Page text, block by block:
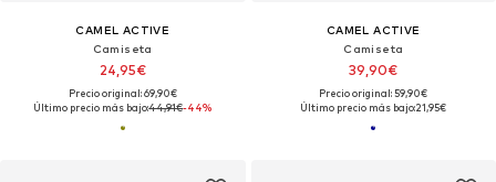
CAMEL ACTIVE
Camiseta
24,95€
Precio original: 69,90€
Último precio más bajo:44,91€-44%
CAMEL ACTIVE
Camiseta
39,90€
Precio original: 59,90€
Último precio más bajo:21,95€